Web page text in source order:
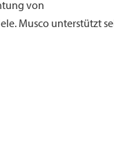
von
Musco unterstützt